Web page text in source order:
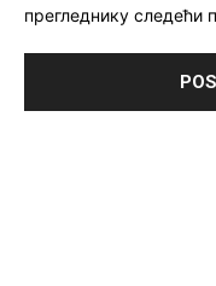
прегледнику следећи